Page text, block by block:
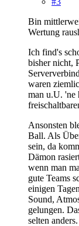
Bin
Wertung
Ich find's
bisher nicht,
waren
man u.U. 'ne
Ansonsten
Ball. Als
sein, da
Dämon
wenn man
gute Teams
einigen
Sound,
gelungen.
selten anders.